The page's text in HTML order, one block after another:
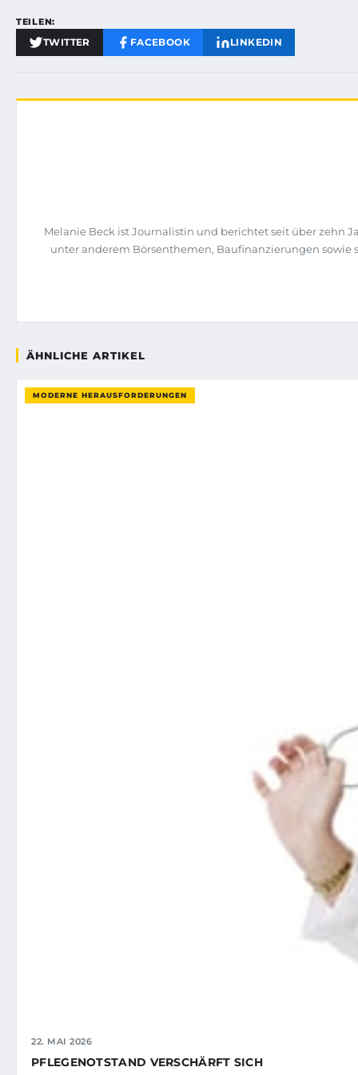
TEILEN:
TWITTER FACEBOOK LINKEDIN
Melanie Beck ist Journalistin und berichtet seit über zehn
unter anderem Börsenthemen, Baufinanzierungen
ÄHNLICHE ARTIKEL
MODERNE HERAUSFORDERUNGEN
22. MAI 2026
PFLEGENOTSTAND VERSCHÄRFT SICH